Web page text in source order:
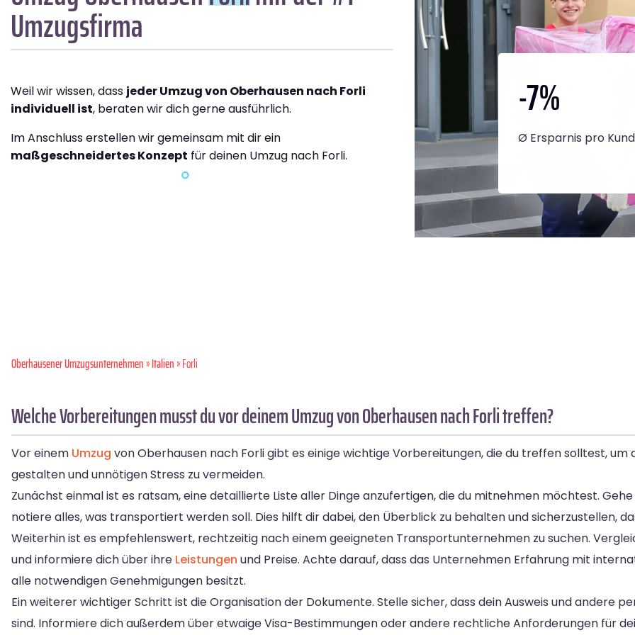
Umzugsfirma
Weil wir wissen, dass jeder Umzug von Oberhausen nach Forli
individuell ist, beraten wir dich gerne ausführlich.
Im Anschluss erstellen wir gemeinsam mit dir ein
maßgeschneidertes Konzept für deinen Umzug nach Forli.
-7%
Ø Ersparnis pro
Oberhausener Umzugsunternehmen»Italien» Forli
Welche Vorbereitungen musst du vor deinem Umzug von Oberhausen nach Forli treffen?
Vor einem Umzug von Oberhausen nach Forli gibt es einige wichtige Vorbereitungen, die du treffen solltest, um
gestalten und unnötigen Stress zu vermeiden.
Zunächst einmal ist es ratsam, eine detaillierte Liste aller Dinge anzufertigen, die du mitnehmen möchtest.
notiere alles, was transportiert werden soll. Dies hilft dir dabei, den Überblick zu behalten und sicherzustellen,
Weiterhin ist es empfehlenswert, rechtzeitig nach einem geeigneten Transportunternehmen zu suchen.
und informiere dich über ihre Leistungen und Preise. Achte darauf, dass das Unternehmen Erfahrung mit
alle notwendigen Genehmigungen besitzt.
Ein weiterer wichtiger Schritt ist die Organisation der Dokumente. Stelle sicher, dass dein Ausweis und andere
sind. Informiere dich außerdem über etwaige Visa-Bestimmungen oder andere rechtliche Anforderungen für